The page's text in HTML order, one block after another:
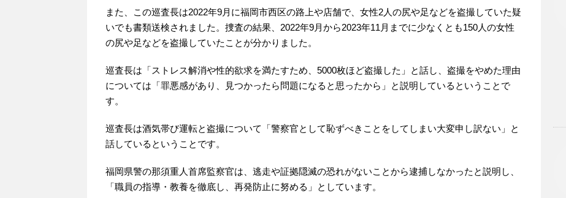
また、この巡査長は2022年9月に福岡市西区の路上や店舗で、女性2人の尻や足などを盗撮していた疑
いでも書類送検されました。捜査の結果、2022年9月から2023年11月までに少なくとも150人の女性
の尻や足などを盗撮していたことが分かりました。
巡査長は「ストレス解消や性的欲求を満たすため、5000枚ほど盗撮した」と話し、盗撮をやめた理由
については「罪悪感があり、見つかったら問題になると思ったから」と説明しているということで
す。
巡査長は酒気帯び運転と盗撮について「警察官として恥ずべきことをしてしまい大変申し訳ない」と
話しているということです。
福岡県警の那須重人首席監察官は、逃走や証拠隠滅の恐れがないことから逮捕しなかったと説明し、
「職員の指導・教養を徹底し、再発防止に努める」としています。